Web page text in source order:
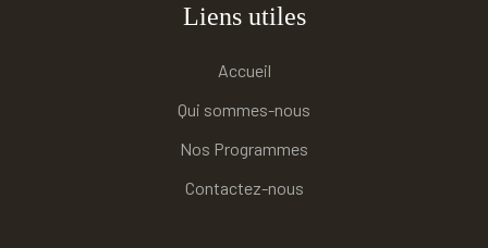
Liens utiles
Accueil
Qui sommes-nous
Nos Programmes
Contactez-nous